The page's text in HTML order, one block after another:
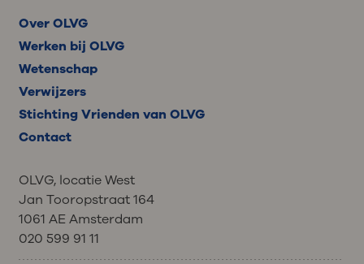
Over OLVG
Werken bij OLVG
Wetenschap
Verwijzers
Stichting Vrienden van OLVG
Contact
OLVG, locatie West
Jan Tooropstraat 164
1061 AE Amsterdam
020 599 91 11